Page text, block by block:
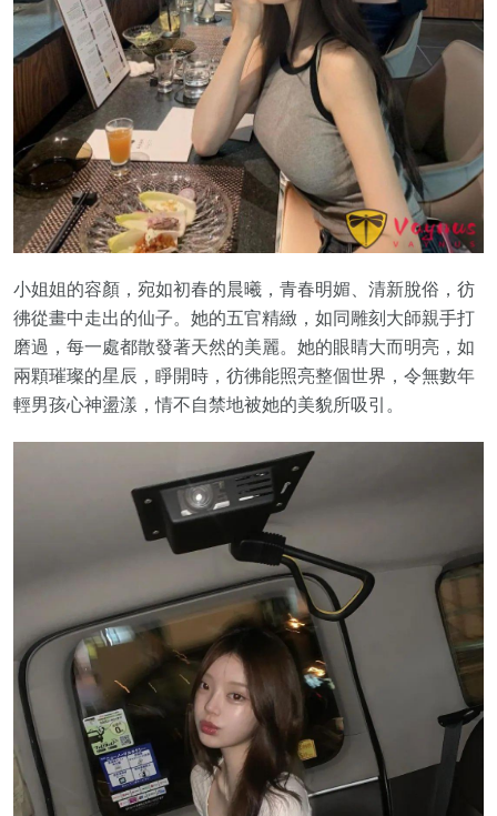
小姐姐的容顏，宛如初春的晨曦，青春明媚、清新脫俗，彷
彿從畫中走出的仙子。她的五官精緻，如同雕刻大師親手打
磨過，每一處都散發著天然的美麗。她的眼睛大而明亮，如
兩顆璀璨的星辰，睜開時，彷彿能照亮整個世界，令無數年
輕男孩心神盪漾，情不自禁地被她的美貌所吸引。